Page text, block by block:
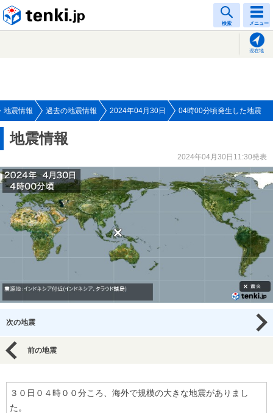
検索 メニュー
現在地
地震情報 過去の地震情報 2024年04月30日 04時00分頃発生した地震
地震情報
2024年04月30日11:30発表
次の地震
前の地震
３０日０４時００分ころ、海外で規模の大きな地震がありまし
た。